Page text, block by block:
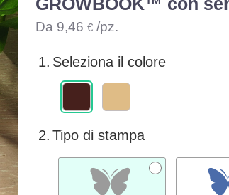
Da 9,46 €/pz.
1. Seleziona il colore
2. Tipo di stampa